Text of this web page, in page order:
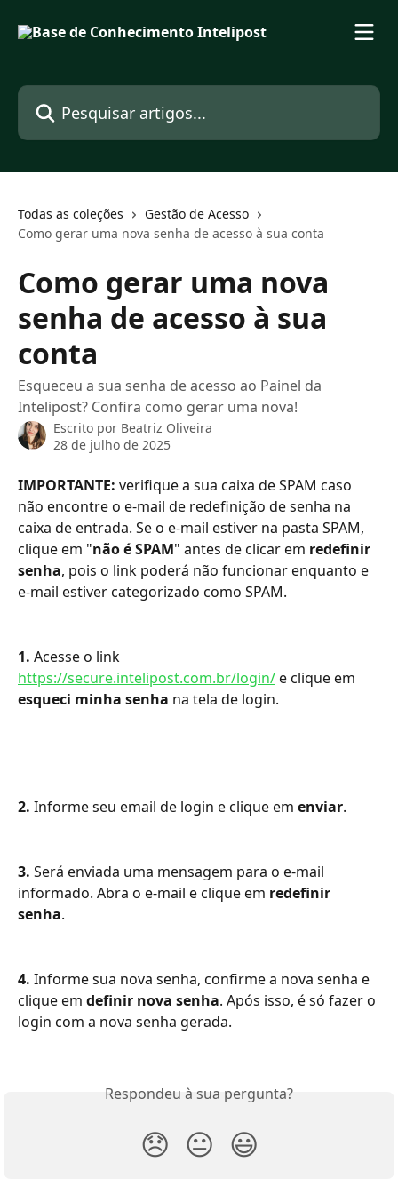
Pesquisar artigos...
Todas as coleções
Gestão de Acesso
Como gerar uma nova senha de acesso à sua conta
Como gerar uma nova
senha de acesso à sua
conta
Esqueceu a sua senha de acesso ao Painel da
Intelipost? Confira como gerar uma nova!
Escrito por Beatriz Oliveira
28 de julho de 2025
IMPORTANTE: verifique a sua caixa de SPAM caso
não encontre o e-mail de redefinição de senha na
caixa de entrada. Se o e-mail estiver na pasta SPAM,
clique em "não é SPAM" antes de clicar em redefinir
senha, pois o link poderá não funcionar enquanto e
e-mail estiver categorizado como SPAM.
1. Acesse o link
https://secure.intelipost.com.br/login/ e clique em
esqueci minha senha na tela de login.
2. Informe seu email de login e clique em enviar.
3. Será enviada uma mensagem para o e-mail
informado. Abra o e-mail e clique em redefinir
senha.
4. Informe sua nova senha, confirme a nova senha e
clique em definir nova senha. Após isso, é só fazer o
login com a nova senha gerada.
Respondeu à sua pergunta?
😞 😐 😃